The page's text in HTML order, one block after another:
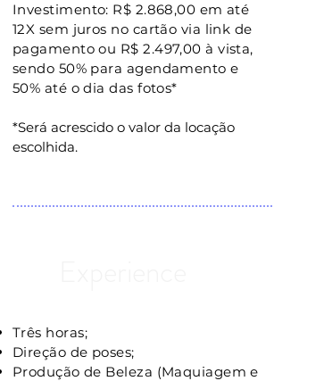
Investimento: R$ 2.868,00 em até
12X sem juros no cartão via link de
pagamento ou R$ 2.497,00 à vista,
sendo 50% para agendamento e
50% até o dia das fotos*
*Será acrescido o valor da locação
escolhida.
Três horas;
Direção de poses;
Produção de Beleza (Maquiagem e